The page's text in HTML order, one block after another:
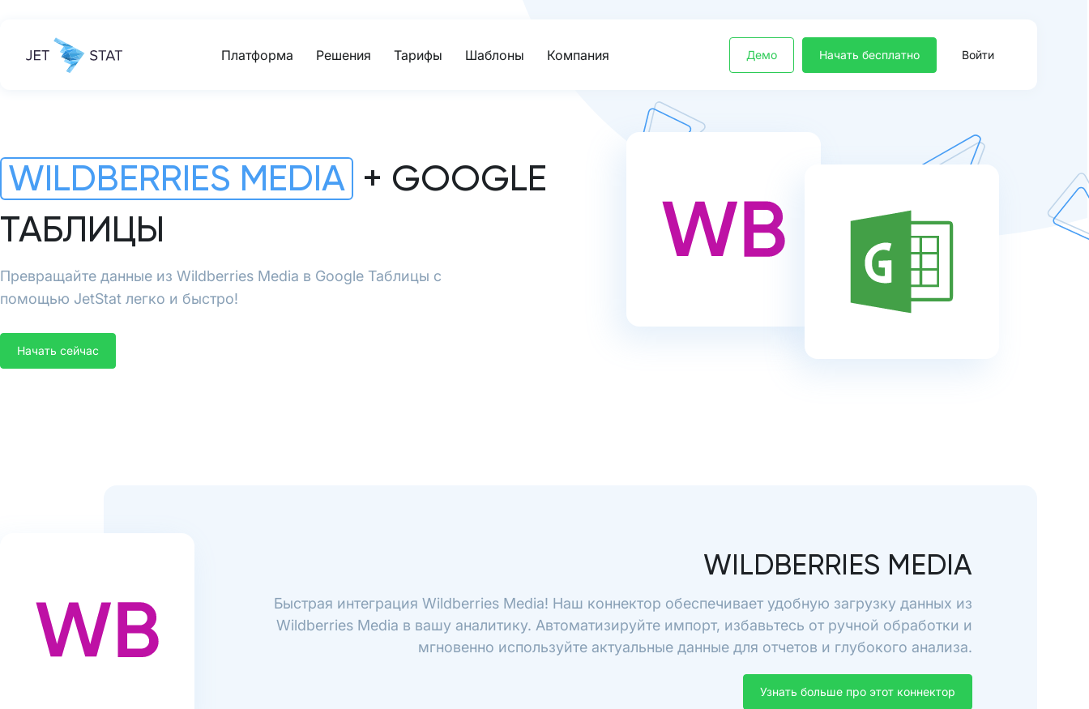
Платформа Решения Тарифы Шаблоны Компания Демо Начать бесплатно Войти
WILDBERRIES MEDIA + GOOGLE
ТАБЛИЦЫ
Превращайте данные из Wildberries Media в Google Таблицы с
помощью JetStat легко и быстро!
Начать сейчас
WILDBERRIES MEDIA
Быстрая интеграция Wildberries Media! Наш коннектор обеспечивает удобную загрузку данных из
Wildberries Media в вашу аналитику. Автоматизируйте импорт, избавьтесь от ручной обработки и
мгновенно используйте актуальные данные для отчетов и глубокого анализа.
Узнать больше про этот коннектор